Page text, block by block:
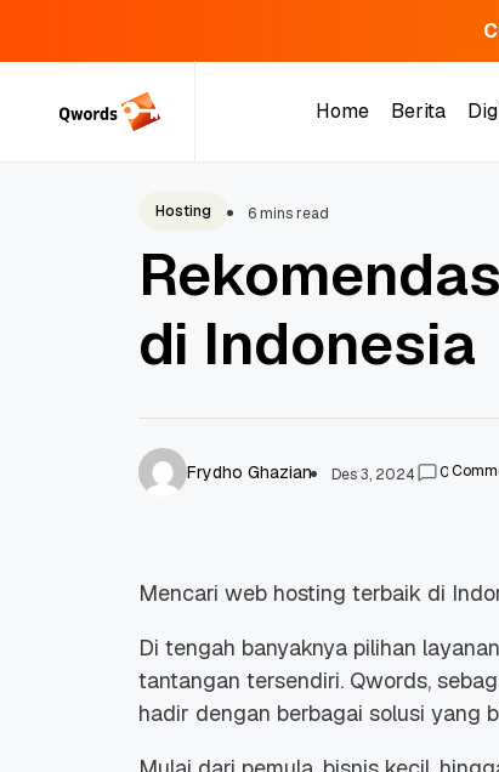
Home
Berita
Hosting 6 mins read
di Indonesia
Frydho Ghazian Des 3, 2024 0
Mencari web hosting terbaik di
Di tengah banyaknya pilihan
tantangan tersendiri. Qwords,
hadir dengan berbagai solusi yang